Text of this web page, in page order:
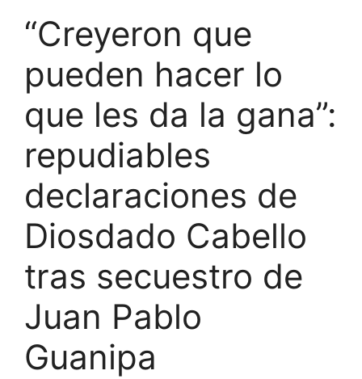
“Creyeron que
pueden hacer lo
que les da la gana”:
repudiables
declaraciones de
Diosdado Cabello
tras secuestro de
Juan Pablo
Guanipa